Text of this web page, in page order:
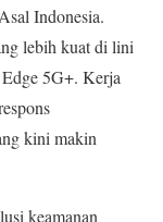
Indonesia.
lebih kuat di lini
5G+. Kerja
kini makin
keamanan